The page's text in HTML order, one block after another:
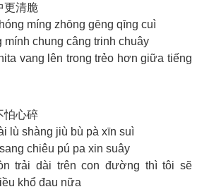
更清脆
míng zhōng gēng qīng cuì
mính chung câng trinh chuây
vang lên trong trẻo hơn giữa tiếng
怕心碎
shàng jiù bù pà xīn suì
chiêu pú pa xin suây
trải dài trên con đường thì tôi sẽ
khổ đau nữa